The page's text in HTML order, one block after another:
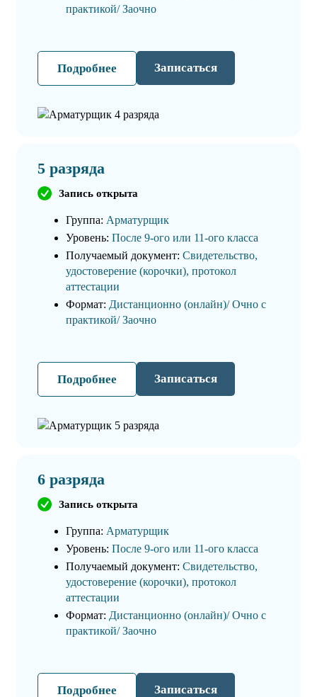
практикой/ Заочно
Подробнее Записаться
5 разряда
Запись открыта
Группа: Арматурщик
Уровень: После 9-ого или 11-ого класса
Получаемый документ: Свидетельство,
удостоверение (корочки), протокол
аттестации
Формат: Дистанционно (онлайн)/ Очно с
практикой/ Заочно
Подробнее Записаться
6 разряда
Запись открыта
Группа: Арматурщик
Уровень: После 9-ого или 11-ого класса
Получаемый документ: Свидетельство,
удостоверение (корочки), протокол
аттестации
Формат: Дистанционно (онлайн)/ Очно с
практикой/ Заочно
Подробнее Записаться